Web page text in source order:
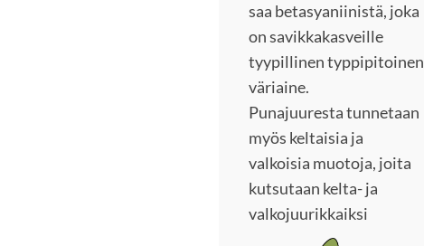
saa betasyaniinistä, joka
on savikkakasveille
tyypillinen typpipitoinen
väriaine.
Punajuuresta tunnetaan
myös keltaisia ja
valkoisia muotoja, joita
kutsutaan kelta- ja
valkojuurikkaiksi